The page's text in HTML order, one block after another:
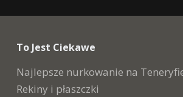
To Jest Ciekawe
Najlepsze nurkowanie na
Rekiny i płaszczki